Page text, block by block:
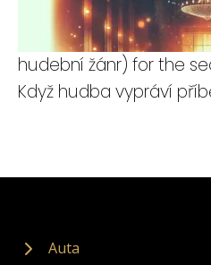
hudební žánr) for the
Když hudba vypráví
Auta